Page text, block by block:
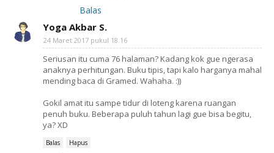
Balas
Yoga Akbar S.
24 Maret 2017 pukul 18.16
Seriusan itu cuma 76 halaman? Kadang kok gue ngerasa
anaknya perhitungan. Buku tipis, tapi kalo harganya mahal
mending baca di Gramed. Wahaha. :))
Gokil amat itu sampe tidur di loteng karena ruangan
penuh buku. Beberapa puluh tahun lagi gue bisa begitu,
ya? XD
Balas Hapus